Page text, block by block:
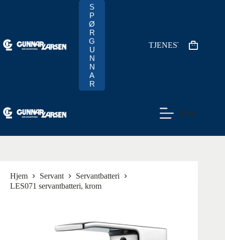
S
P
Ø
R
G
U
N
N
A
R
TJENESTER
Meny
Hjem Servant
Servantbatteri
LES071 servantbatteri, krom